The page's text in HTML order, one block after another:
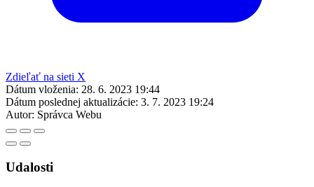
Zdieľať na sieti X
Dátum vloženia: 28. 6. 2023 19:44
Dátum poslednej aktualizácie: 3. 7. 2023 19:24
Autor: Správca Webu
Udalosti